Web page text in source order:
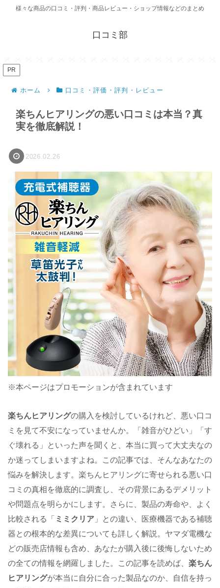
様々な商品の口コミ・評判・商品レビュー・ショップ情報などのまとめ
口コミ部
PR
ホーム 口コミ・評価・評判・レビュー
楽ちんヒアリングの悪い口コミは本当？真
実を徹底解説！
2026.02.26
※本ページはプロモーションが含まれています
楽ちんヒアリングの購入を検討しているけれど、悪い口コ
ミを見て不安になっていませんか。「雑音がひどい」「す
ぐ壊れる」といった声を聞くと、本当に買って大丈夫なの
か迷ってしまいますよね。この記事では、そんなあなたの
悩みを解決します。楽ちんヒアリングに寄せられる悪い口
コミの真相を徹底的に調査し、その背景にあるデメリット
や問題点を明らかにします。さらに、製品の寿命や、よく
比較される「 ミミクリア 」との違い、医療機器である補聴
器との根本的な差異についても詳しく解説。ヤマダ電機な
どの販売店情報も含め、あなたが購入後に後悔しないため
の全ての情報を網羅しました。この記事を読めば、 楽ちん
ヒアリングが本当に自分に合った製品なのか、自信を持っ